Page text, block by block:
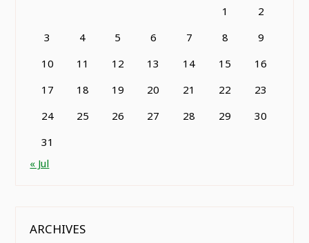
1
2
3
4 5 6 7 8
9
10
11 12 13 14 15
16
17
18 19 20 21 22
23
24
25 26 27 28 29
30
31
« Jul
ARCHIVES